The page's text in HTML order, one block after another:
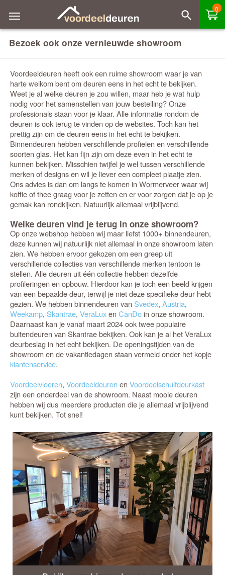
0
Bezoek ook onze vernieuwde showroom
Voordeeldeuren heeft ook een ruime showroom waar je van
harte welkom bent om deuren eens in het echt te bekijken.
Weet je al welke deuren je zou willen, maar heb je wat hulp
nodig voor het samenstellen van jouw bestelling? Onze
professionals staan voor je klaar. Alle informatie rondom de
deuren is ook terug te vinden op de websites. Toch kan het
prettig zijn om de deuren eens in het echt te bekijken.
Binnendeuren hebben verschillende profielen en verschillende
soorten glas. Het kan fijn zijn om deze even in het echt te
kunnen bekijken. Misschien twijfel je wel tussen verschillende
merken of designs en wil je liever een compleet plaatje zien.
Ons advies is dan om langs te komen in Wormerveer waar wij
koffie of thee graag voor je zetten en er voor zorgen dat je op je
gemak kan rondkijken. Natuurlijk allemaal vrijblijvend.
Welke deuren vind je terug in onze showroom?
Op onze webshop hebben wij maar liefst 1000+ binnendeuren,
deze kunnen wij natuurlijk niet allemaal in onze showroom laten
zien. We hebben ervoor gekozen om een greep uit
verschillende collecties van verschillende merken tentoon te
stellen. Alle deuren uit één collectie hebben dezelfde
profileringen en opbouw. Hierdoor kan je toch een beeld krijgen
van een bepaalde deur, terwijl je niet deze specifieke deur hebt
gezien. We hebben binnendeuren vanSvedex, Austria,
Weekamp, Skantrae, VeraLuxenCanDo in onze showroom.
Daarnaast kan je vanaf maart 2024 ook twee populaire
buitendeuren van Skantrae bekijken. Ook kan je al het VeraLux
deurbeslag in het echt bekijken. De openingstijden van de
showroom en de vakantiedagen staan vermeld onder het kopje
klantenservice.
Voordeelvloeren, Voordeeldeuren enVoordeelschuifdeurkast
zijn een onderdeel van de showroom. Naast mooie deuren
hebben wij dus meerdere producten die je allemaal vrijblijvend
kunt bekijken. Tot snel!